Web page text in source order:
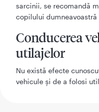
sarcinii, se recomandă
copilului dumneavoastră
Conducerea
utilajelor
Nu există efecte
vehicule şi de a folosi